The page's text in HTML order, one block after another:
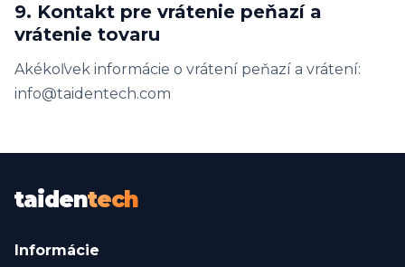
9. Kontakt pre vrátenie peňazí a
vrátenie tovaru
Akékoľvek informácie o vrátení peňazí a vrátení:
info@taidentech.com
taidentech
Informácie